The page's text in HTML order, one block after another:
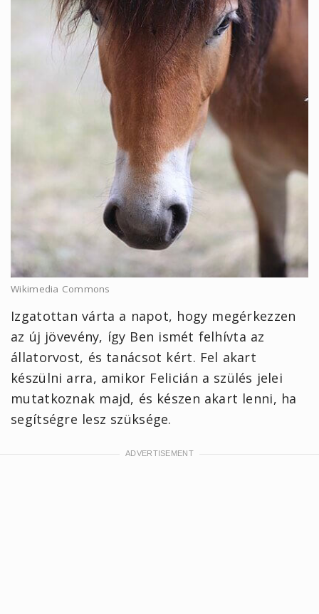
Wikimedia Commons
Izgatottan várta a napot, hogy megérkezzen
az új jövevény, így Ben ismét felhívta az
állatorvost, és tanácsot kért. Fel akart
készülni arra, amikor Felicián a szülés jelei
mutatkoznak majd, és készen akart lenni, ha
segítségre lesz szüksége.